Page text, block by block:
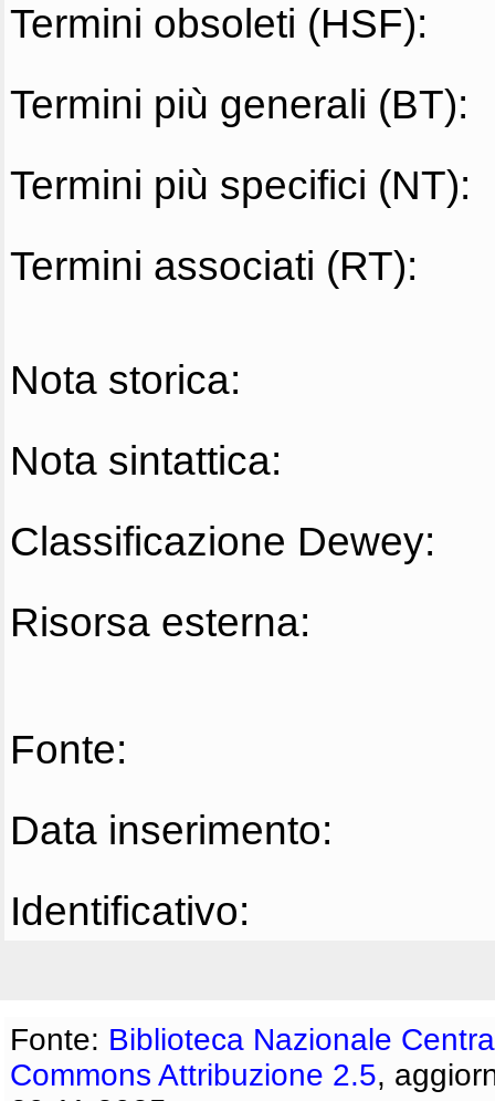
Termini obsoleti (HSF):
Termini più generali (BT):
Termini più specifici (NT):
Termini associati (RT):
Nota storica:
Nota sintattica:
Classificazione Dewey:
Risorsa esterna:
Fonte:
Data inserimento:
Identificativo:
Fonte: Biblioteca Nazionale
Commons Attribuzione 2.5,